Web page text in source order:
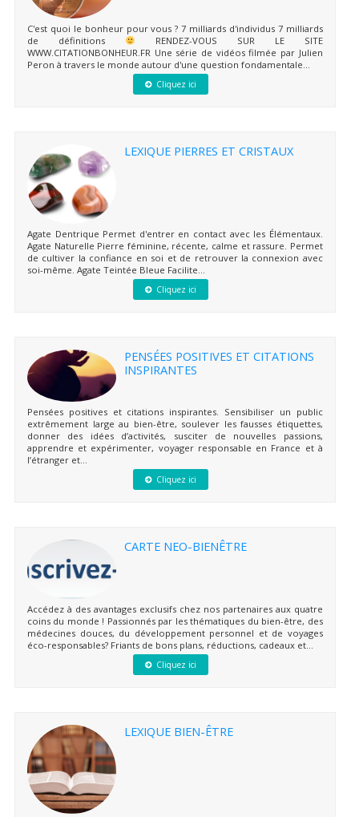
C'est quoi le bonheur pour vous ? 7 milliards d'individus 7 milliards
de définitions
RENDEZ-VOUS SUR LE SITE
WWW.CITATIONBONHEUR.FR Une série de vidéos filmée par Julien
Peron à travers le monde autour d'une question fondamentale...
Cliquez ici
LEXIQUE PIERRES ET CRISTAUX
Agate Dentrique Permet d'entrer en contact avec les Élémentaux.
Agate Naturelle Pierre féminine, récente, calme et rassure. Permet
de cultiver la confiance en soi et de retrouver la connexion avec
soi-même. Agate Teintée Bleue Facilite...
Cliquez ici
PENSÉES POSITIVES ET CITATIONS
INSPIRANTES
Pensées positives et citations inspirantes. Sensibiliser un public
extrêmement large au bien-être, soulever les fausses étiquettes,
donner des idées d’activités, susciter de nouvelles passions,
apprendre et expérimenter, voyager responsable en France et à
l’étranger et...
Cliquez ici
CARTE NEO-BIENÊTRE
Accédez à des avantages exclusifs chez nos partenaires aux quatre
coins du monde ! Passionnés par les thématiques du bien-être, des
médecines douces, du développement personnel et de voyages
éco-responsables? Friants de bons plans, réductions, cadeaux et...
Cliquez ici
LEXIQUE BIEN-ÊTRE